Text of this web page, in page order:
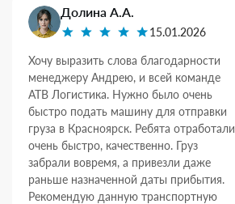
Долина А.А.
15.01.2026
Хочу выразить слова благодарности
менеджеру Андрею, и всей команде
АТВ Логистика. Нужно было очень
быстро подать машину для отправки
груза в Красноярск. Ребята отработали
очень быстро, качественно. Груз
забрали вовремя, а привезли даже
раньше назначенной даты прибытия.
Рекомендую данную транспортную